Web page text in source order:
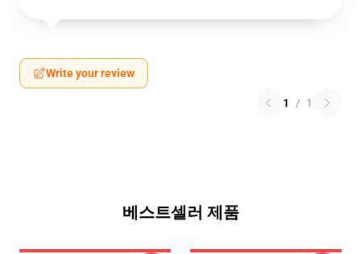
Write your review
1 / 1
베스트셀러 제품